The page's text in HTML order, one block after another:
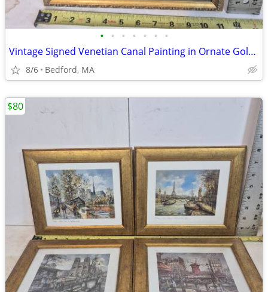
• • • • • • •
Vintage Signed Venetian Canal Painting in Ornate Gold Frame – Italian
8/6 Bedford, MA
$80